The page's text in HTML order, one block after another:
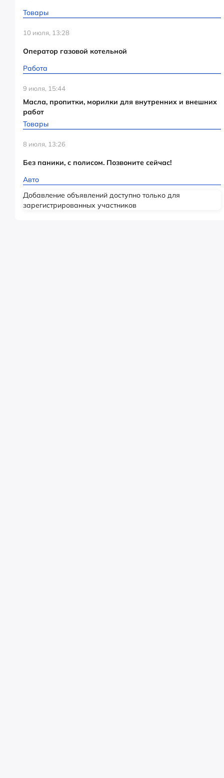
Товары
10 июля, 13:28
Оператор газовой котельной
Работа
9 июля, 15:44
Масла, пропитки, морилки для внутренних и внешних
работ
Товары
8 июля, 13:26
Без паники, с полисом. Позвоните сейчас!
Авто
Добавление объявлений доступно только для
зарегистрированных участников